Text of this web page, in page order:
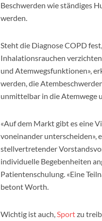
Beschwerden wie ständiges
werden.
Steht die Diagnose COPD
Inhalationsrauchen
und Atemwegsfunktionen»,
werden, die
unmittelbar in die Atemwege
«Auf dem Markt gibt es eine
voneinander unterscheiden»,
stellvertretender
individuelle Begebenheiten
Patientenschulung. «Eine
betont Worth.
Wichtig ist auch,Sportzu